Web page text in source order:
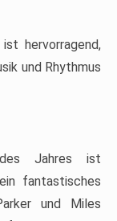
hervorragend,
und Rhythmus
Jahres ist
fantastisches
und Miles